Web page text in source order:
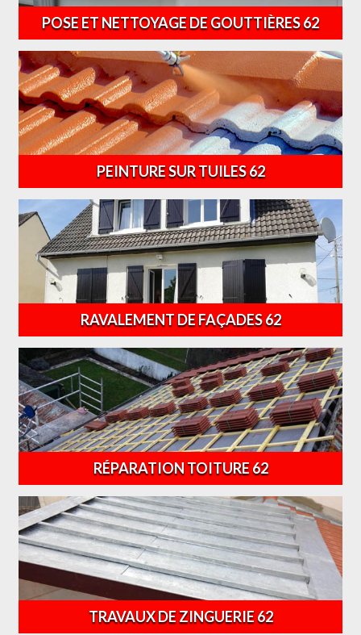
POSE ET NETTOYAGE DE GOUTTIÈRES 62
PEINTURE SUR TUILES 62
RAVALEMENT DE FAÇADES 62
RÉPARATION TOITURE 62
TRAVAUX DE ZINGUERIE 62